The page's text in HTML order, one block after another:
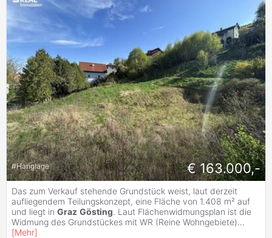
#Hanglage € 163.000,-
Das zum Verkauf stehende Grundstück weist, laut derzeit
aufliegendem Teilungskonzept, eine Fläche von 1.408 m² auf
und liegt in Graz Gösting. Laut Flächenwidmungsplan ist die
Widmung des Grundstückes mit WR (Reine Wohngebiete)...
[Mehr]